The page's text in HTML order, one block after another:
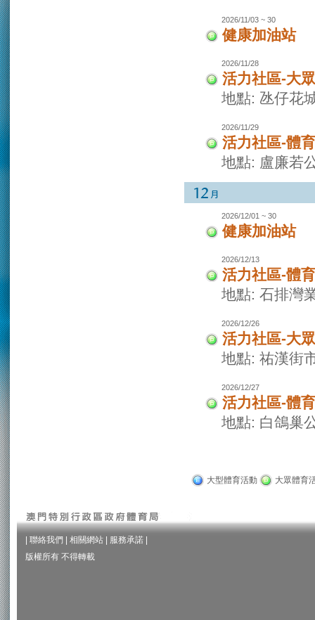
2026/11/03 ~ 30
健康加油站
2026/11/28
活力社區-大
地點: 氹仔花
2026/11/29
活力社區-體
地點: 盧廉若
2026/12/01 ~ 30
健康加油站
2026/12/13
活力社區-體
地點: 石排灣
2026/12/26
活力社區-大
地點: 祐漢街
2026/12/27
活力社區-體
地點: 白鴿巢
大型體育活動 大眾體育
聯絡我們 相關網站 服務承諾
版權所有 不得轉載